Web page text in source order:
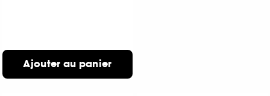
Ajouter au panier